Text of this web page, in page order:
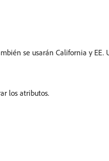
se usarán California y EE.
los atributos.